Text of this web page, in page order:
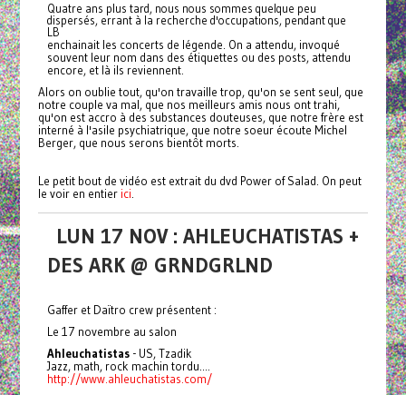
Quatre ans plus tard, nous nous sommes quelque peu
dispersés, errant à la recherche d'occupations, pendant que
LB
enchainait les concerts de légende. On a attendu, invoqué
souvent leur nom dans des étiquettes ou des posts, attendu
encore, et là ils reviennent.
Alors on oublie tout, qu'on travaille trop, qu'on se sent seul, que
notre couple va mal, que nos meilleurs amis nous ont trahi,
qu'on est accro à des substances douteuses, que notre frère est
interné à l'asile psychiatrique, que notre soeur écoute Michel
Berger, que nous serons bientôt morts.
Le petit bout de vidéo est extrait du dvd Power of Salad. On peut
le voir en entier ici
LUN 17 NOV : AHLEUCHATISTAS +
DES ARK @ GRNDGRLND
Gaffer et Daïtro crew présentent :
Le 17 novembre au salon
Ahleuchatistas- US, Tzadik
Jazz, math, rock machin tordu....
http://www.ahleuchatistas.com/